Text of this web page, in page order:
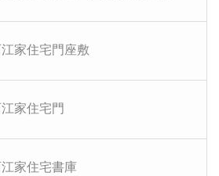
家住宅門座敷
家住宅門
家住宅書庫